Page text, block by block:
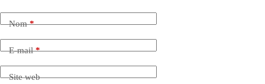
Nom*
E-mail*
Site web